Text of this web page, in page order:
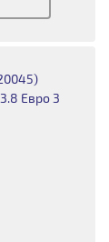
Евро 3